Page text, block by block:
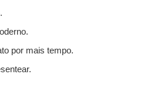
por mais tempo.